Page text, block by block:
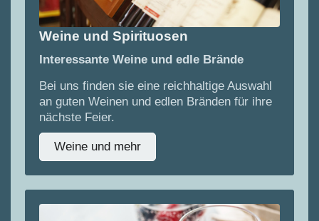
Weine und Spirituosen
Interessante Weine und edle Brände
Bei uns finden sie eine reichhaltige Auswahl
an guten Weinen und edlen Bränden für ihre
nächste Feier.
Weine und mehr